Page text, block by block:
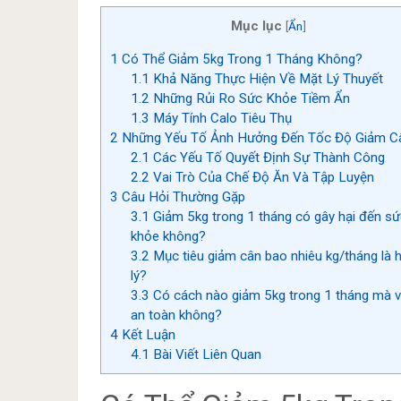
Mục lục [Ẩn]
1 Có Thể Giảm 5kg Trong 1 Tháng Không?
1.1 Khả Năng Thực Hiện Về Mặt Lý Thuyết
1.2 Những Rủi Ro Sức Khỏe Tiềm Ẩn
1.3 Máy Tính Calo Tiêu Thụ
2 Những Yếu Tố Ảnh Hưởng Đến Tốc Độ Giảm
2.1 Các Yếu Tố Quyết Định Sự Thành Công
2.2 Vai Trò Của Chế Độ Ăn Và Tập Luyện
3 Câu Hỏi Thường Gặp
3.1 Giảm 5kg trong 1 tháng có gây hại đến
khỏe không?
3.2 Mục tiêu giảm cân bao nhiêu kg/tháng là
lý?
3.3 Có cách nào giảm 5kg trong 1 tháng mà
an toàn không?
4 Kết Luận
4.1 Bài Viết Liên Quan